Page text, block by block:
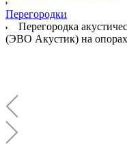
Перегородки
Перегородка
(ЭВО Акустик) на